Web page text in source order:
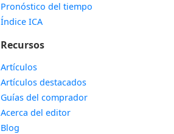
Pronóstico del tiempo
Índice ICA
Recursos
Artículos
Artículos destacados
Guías del comprador
Acerca del editor
Blog